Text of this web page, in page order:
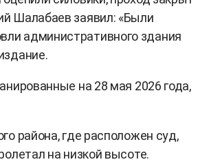
Шалабаев заявил: «Были
административного здания
на 28 мая 2026 года,
района, где расположен суд,
на низкой высоте.